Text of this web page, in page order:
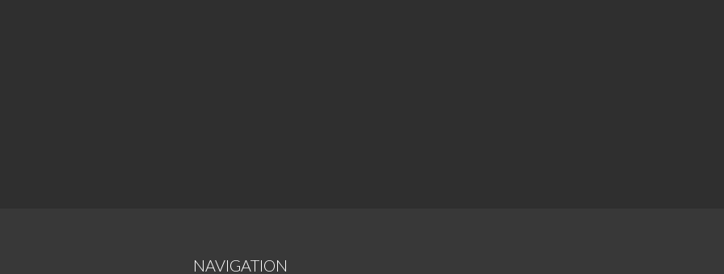
NAVIGATION